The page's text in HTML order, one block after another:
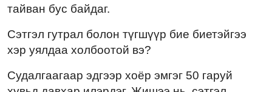
тайван бус байдаг.
Сэтгэл гутрал болон түгшүүр бие биетэйгээ
хэр уялдаа холбоотой вэ?
Судалгаагаар эдгээр хоёр эмгэг 50 гаруй